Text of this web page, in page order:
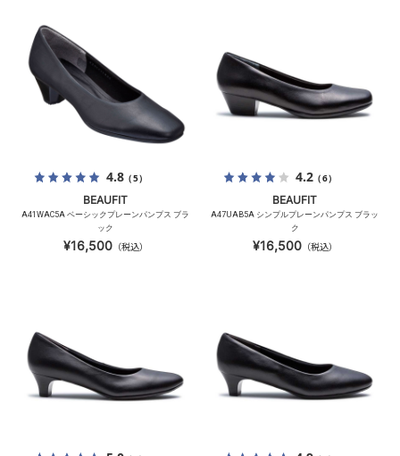
4.8（5）
BEAUFIT
A41WAC5A ベーシックプレーンパンプス ブラ
ック
¥16,500（税込）
4.2（6）
BEAUFIT
A47UAB5A シンプルプレーンパンプス ブラッ
ク
¥16,500（税込）